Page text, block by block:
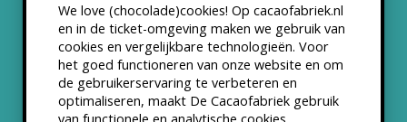
We love (chocolade)cookies! Op cacaofabriek.nl
en in de ticket-omgeving maken we gebruik van
cookies en vergelijkbare technologieën. Voor
het goed functioneren van onze website en om
de gebruikerservaring te verbeteren en
optimaliseren, maakt De Cacaofabriek gebruik
van functionele en analytische cookies.
Partners & Samenwerkingen
ANBI status
Nieuwsbrief